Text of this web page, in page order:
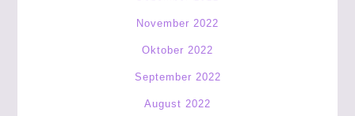
November 2022
Oktober 2022
September 2022
August 2022